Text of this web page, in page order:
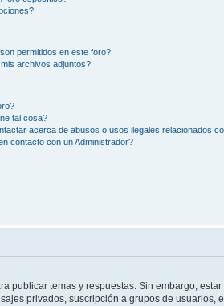
permitidos en este foro?
archivos adjuntos?
tal cosa?
acerca de abusos o usos ilegales relacionados
contacto con un Administrador?
publicar temas y respuestas. Sin embargo,
privados, suscripción a grupos de usuarios,